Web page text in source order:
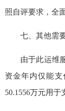
照自评要求，全
七、其他需
由于此运维
资金年内仅能支
50.1556万元用于